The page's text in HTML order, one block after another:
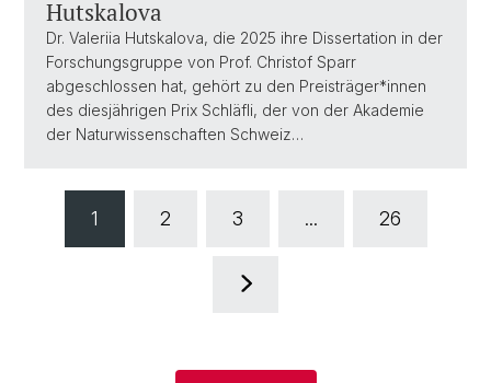
Hutskalova
Dr. Valeriia Hutskalova, die 2025 ihre Dissertation in der
Forschungsgruppe von Prof. Christof Sparr
abgeschlossen hat, gehört zu den Preisträger*innen
des diesjährigen Prix Schläfli, der von der Akademie
der Naturwissenschaften Schweiz…
1 2 3 ... 26